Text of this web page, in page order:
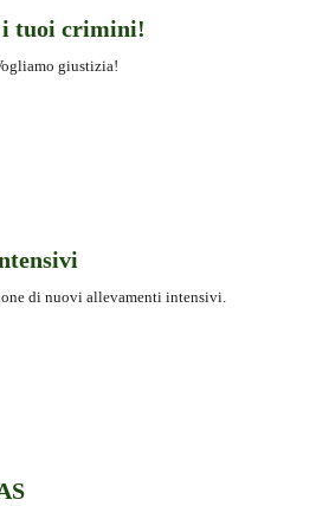
i tuoi crimini!
giustizia!
di nuovi allevamenti intensivi.